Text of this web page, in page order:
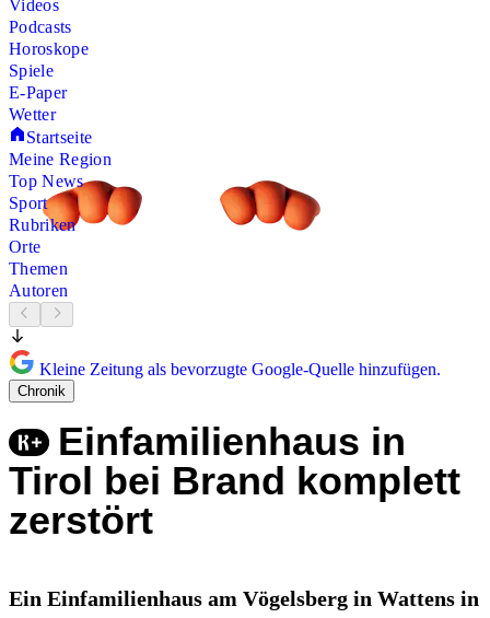
Videos
Podcasts
Horoskope
Spiele
E-Paper
Wetter
Startseite
Meine Region
Top News
Sport
Rubriken
Orte
Themen
Autoren
Kleine Zeitung als bevorzugte Google-Quelle hinzufügen.
Chronik
Einfamilienhaus in
Tirol bei Brand komplett
zerstört
Ein Einfamilienhaus am Vögelsberg in Wattens in